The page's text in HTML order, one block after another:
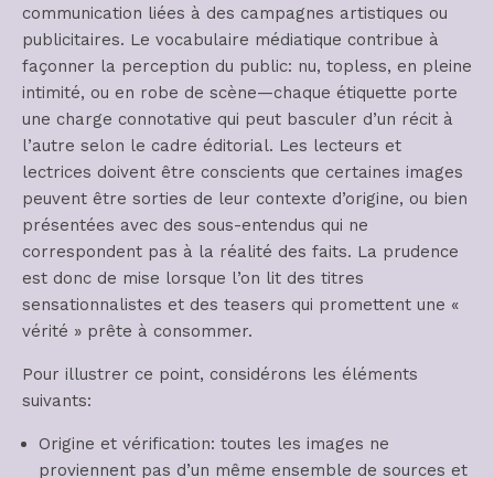
communication liées à des campagnes artistiques ou
publicitaires. Le vocabulaire médiatique contribue à
façonner la perception du public: nu, topless, en pleine
intimité, ou en robe de scène—chaque étiquette porte
une charge connotative qui peut basculer d’un récit à
l’autre selon le cadre éditorial. Les lecteurs et
lectrices doivent être conscients que certaines images
peuvent être sorties de leur contexte d’origine, ou bien
présentées avec des sous-entendus qui ne
correspondent pas à la réalité des faits. La prudence
est donc de mise lorsque l’on lit des titres
sensationnalistes et des teasers qui promettent une «
vérité » prête à consommer.
Pour illustrer ce point, considérons les éléments
suivants:
Origine et vérification: toutes les images ne
proviennent pas d’un même ensemble de sources et